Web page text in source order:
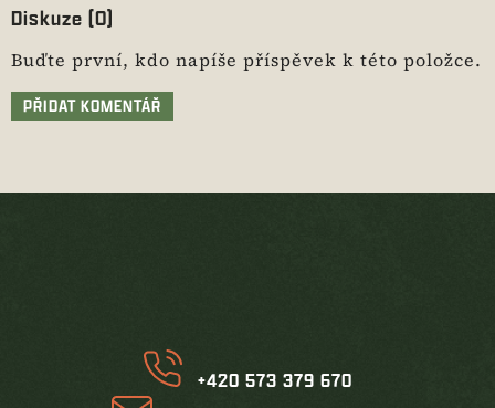
Diskuze (0)
Buďte první, kdo napíše příspěvek k této položce.
PŘIDAT KOMENTÁŘ
+420 573 379 670